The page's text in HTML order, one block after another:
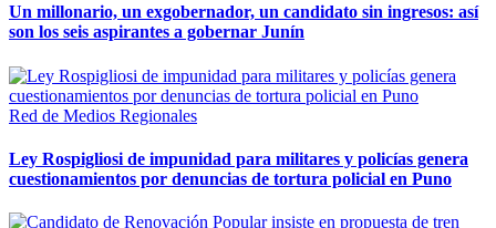
Un millonario, un exgobernador, un candidato sin ingresos: así
son los seis aspirantes a gobernar Junín
Red de Medios Regionales
Ley Rospigliosi de impunidad para militares y policías genera
cuestionamientos por denuncias de tortura policial en Puno